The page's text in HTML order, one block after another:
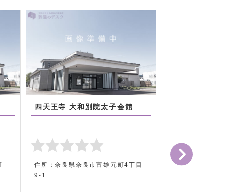
四天王寺 大和別院太子会館
住所：奈良県奈良市富雄元町4丁目
9-1
住所：奈良県奈